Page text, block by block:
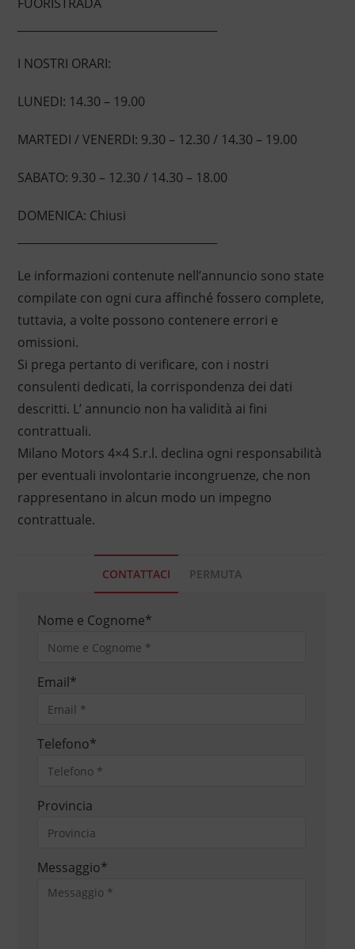
I NOSTRI ORARI:
LUNEDI: 14.30 – 19.00
MARTEDI / VENERDI: 9.30 – 12.30 / 14.30 – 19.00
SABATO: 9.30 – 12.30 / 14.30 – 18.00
DOMENICA: Chiusi
Le informazioni contenute nell’annuncio sono state
compilate con ogni cura affinché fossero complete,
tuttavia, a volte possono contenere errori e
omissioni.
Si prega pertanto di verificare, con i nostri
consulenti dedicati, la corrispondenza dei dati
descritti. L’ annuncio non ha validità ai fini
contrattuali.
Milano Motors 4×4 S.r.l. declina ogni responsabilità
per eventuali involontarie incongruenze, che non
rappresentano in alcun modo un impegno
contrattuale.
CONTATTACI PERMUTA
Nome e Cognome*
Email*
Telefono*
Provincia
Messaggio*